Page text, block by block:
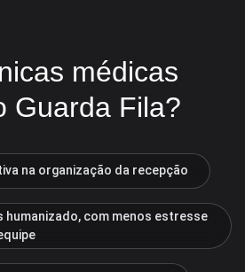
médicas
Guarda Fila?
na organização da recepção
humanizado, com menos estresse